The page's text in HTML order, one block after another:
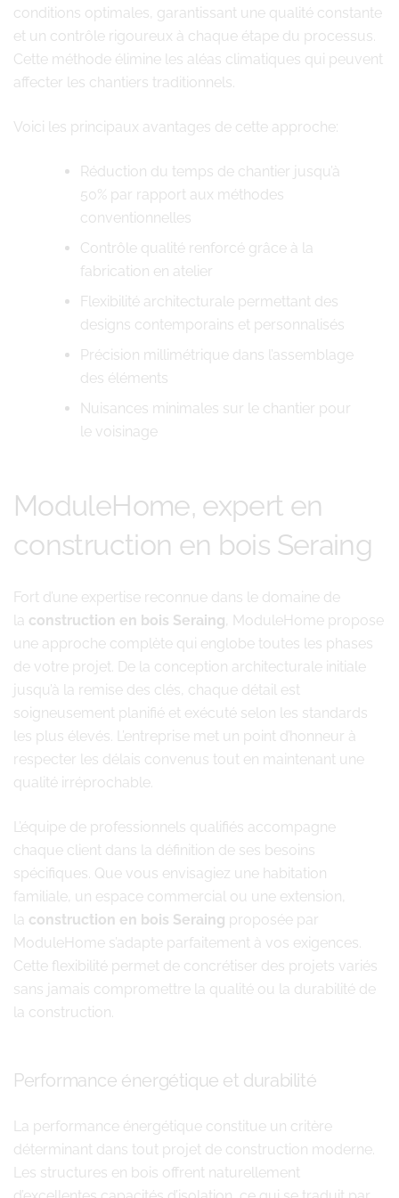
conditions optimales, garantissant une qualité constante
et un contrôle rigoureux à chaque étape du processus.
Cette méthode élimine les aléas climatiques qui peuvent
affecter les chantiers traditionnels.
Voici les principaux avantages de cette approche:
Réduction du temps de chantier jusqu’à
50% par rapport aux méthodes
conventionnelles
Contrôle qualité renforcé grâce à la
fabrication en atelier
Flexibilité architecturale permettant des
designs contemporains et personnalisés
Précision millimétrique dans l’assemblage
des éléments
Nuisances minimales sur le chantier pour
le voisinage
ModuleHome, expert en
construction en bois Seraing
Fort d’une expertise reconnue dans le domaine de
la construction en bois Seraing , ModuleHome propose
une approche complète qui englobe toutes les phases
de votre projet. De la conception architecturale initiale
jusqu’à la remise des clés, chaque détail est
soigneusement planifié et exécuté selon les standards
les plus élevés. L’entreprise met un point d’honneur à
respecter les délais convenus tout en maintenant une
qualité irréprochable.
L’équipe de professionnels qualifiés accompagne
chaque client dans la définition de ses besoins
spécifiques. Que vous envisagiez une habitation
familiale, un espace commercial ou une extension,
la construction en bois Seraing proposée par
ModuleHome s’adapte parfaitement à vos exigences.
Cette flexibilité permet de concrétiser des projets variés
sans jamais compromettre la qualité ou la durabilité de
la construction.
Performance énergétique et durabilité
La performance énergétique constitue un critère
déterminant dans tout projet de construction moderne.
Les structures en bois offrent naturellement